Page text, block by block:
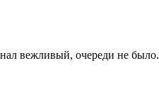
вежливый, очереди не было.